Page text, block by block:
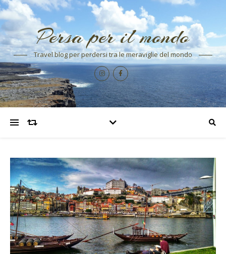
Persa per il mondo
Travel blog per perdersi tra le meraviglie del mondo